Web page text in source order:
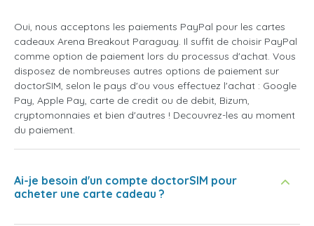
Oui, nous acceptons les paiements PayPal pour les cartes
cadeaux Arena Breakout Paraguay. Il suffit de choisir PayPal
comme option de paiement lors du processus d'achat. Vous
disposez de nombreuses autres options de paiement sur
doctorSIM, selon le pays d'ou vous effectuez l'achat : Google
Pay, Apple Pay, carte de credit ou de debit, Bizum,
cryptomonnaies et bien d'autres ! Decouvrez-les au moment
du paiement.
Ai-je besoin d'un compte doctorSIM pour
acheter une carte cadeau ?